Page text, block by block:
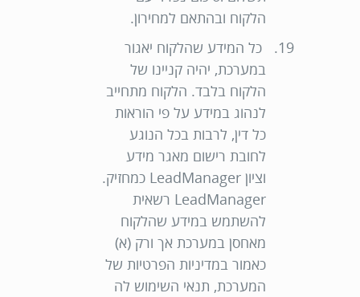
הלקוח ובהתאם למחירון.
כל המידע שהלקוח יאגור
במערכת, יהיה קניינו של
הלקוח בלבד. הלקוח מתחייב
לנהוג במידע על פי הוראות
כל דין, לרבות בכל הנוגע
לחובת רישום מאגר מידע
וציון LeadManager כמחזיק.
LeadManager רשאית
להשתמש במידע שהלקוח
מאחסן במערכת אך ורק (א)
כאמור במדיניות הפרטיות של
המערכת, תנאי השימוש לה